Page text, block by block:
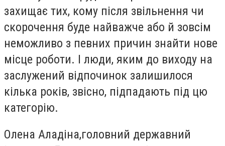
захищає тих, кому після звільнення чи
скорочення буде найважче або й зовсім
неможливо з певних причин знайти нове
місце роботи. І люди, яким до виходу на
заслужений відпочинок залишилося
кілька років, звісно, підпадають під цю
категорію.
Олена Аладіна,головний державний